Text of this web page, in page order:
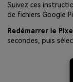
Suivez ces
de fichiers Google
Redémarrer le Pixel
secondes, puis